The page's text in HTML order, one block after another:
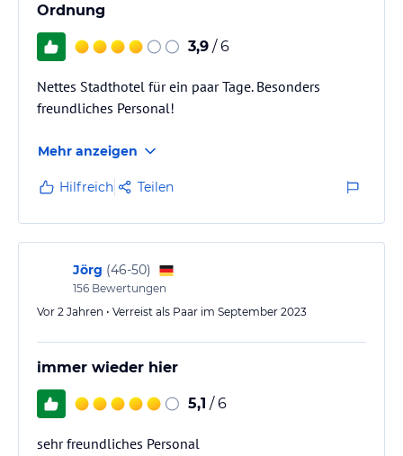
Ordnung
3,9 / 6
Nettes Stadthotel für ein paar Tage. Besonders
freundliches Personal!
Mehr anzeigen
Hilfreich Teilen
Jörg (46-50)
156 Bewertungen
Vor 2 Jahren • Verreist als Paar im September 2023
immer wieder hier
5,1 / 6
sehr freundliches Personal